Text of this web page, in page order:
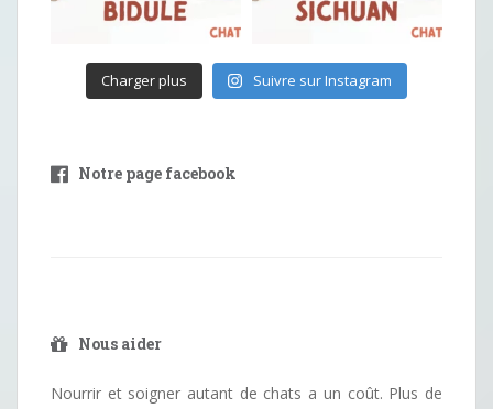
Charger plus Suivre sur Instagram
Notre page facebook
Nous aider
Nourrir et soigner autant de chats a un coût. Plus de